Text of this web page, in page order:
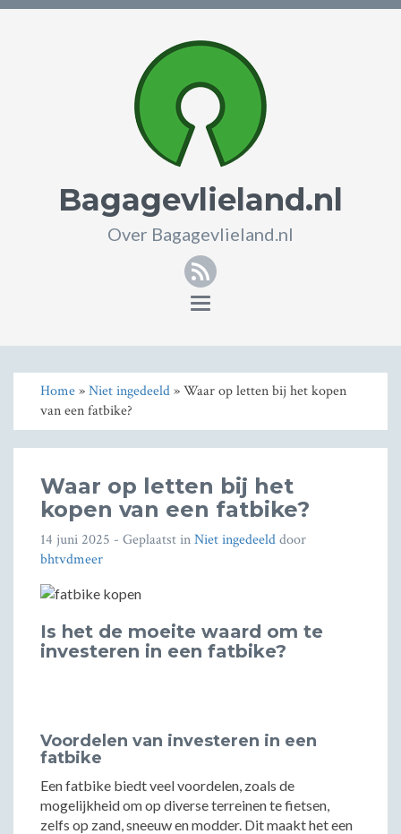
Bagagevlieland.nl
Over Bagagevlieland.nl
RSS
Toggle
Home»Niet ingedeeld» Waar op letten bij het kopen
van een fatbike?
Waar op letten bij het
kopen van een fatbike?
14 juni 2025 - Geplaatst inNiet ingedeelddoor
bhtvdmeer
Is het de moeite waard om te
investeren in een fatbike?
Voordelen van investeren in een
fatbike
Een fatbike biedt veel voordelen, zoals de
mogelijkheid om op diverse terreinen te fietsen,
zelfs op zand, sneeuw en modder. Dit maakt het een